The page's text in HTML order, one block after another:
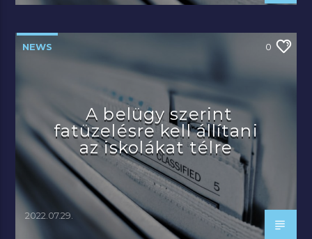
NEWS 0
A belügy szerint
fatüzelésre kell állítani
az iskolákat télre
2022.07.29.